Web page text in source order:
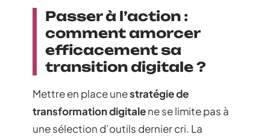
Passer à l’action :
comment amorcer
efficacement sa
transition digitale ?
Mettre en place unestratégie de
transformation digitalene se limite pas à
une sélection d’outils dernier cri. La